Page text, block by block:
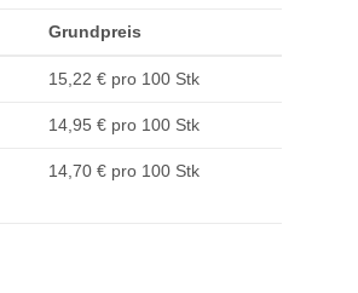
Grundpreis
15,22 € pro 100 Stk
14,95 € pro 100 Stk
14,70 € pro 100 Stk